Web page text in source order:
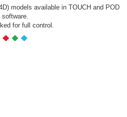
models available in TOUCH and POD
for full control.